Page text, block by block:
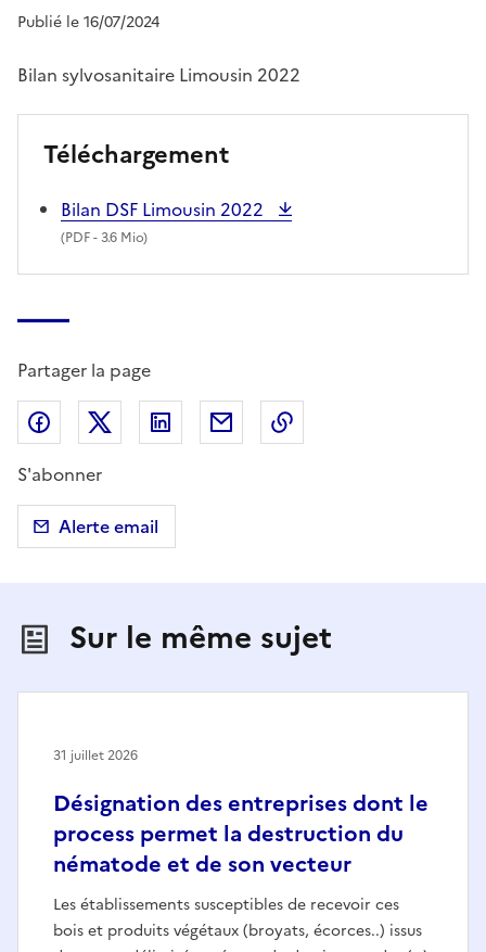
Publié le 16/07/2024
Bilan sylvosanitaire Limousin 2022
Téléchargement
Bilan DSF Limousin 2022
(PDF- 3.6 Mio)
Partager la page
Partager sur Facebook
Partager sur X (anciennement Twitter)
Partager sur LinkedIn
Partager par email
S'abonner
Alerte email
Sur le même sujet
Désignation des entreprises dont le
process permet la destruction du
nématode et de son vecteur
Les établissements susceptibles de recevoir ces
bois et produits végétaux (broyats, écorces..) issus
31 juillet 2026